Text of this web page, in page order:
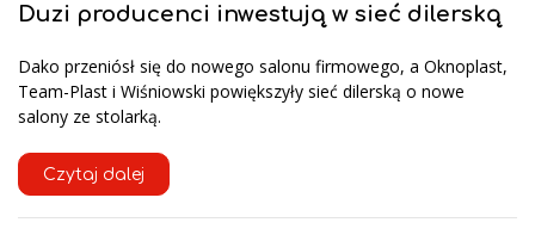
Duzi producenci inwestują w sieć dilerską
Dako przeniósł się do nowego salonu firmowego, a Oknoplast,
Team-Plast i Wiśniowski powiększyły sieć dilerską o nowe
salony ze stolarką.
Czytaj dalej